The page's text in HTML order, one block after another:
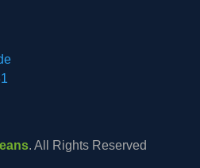
. All Rights Reserved